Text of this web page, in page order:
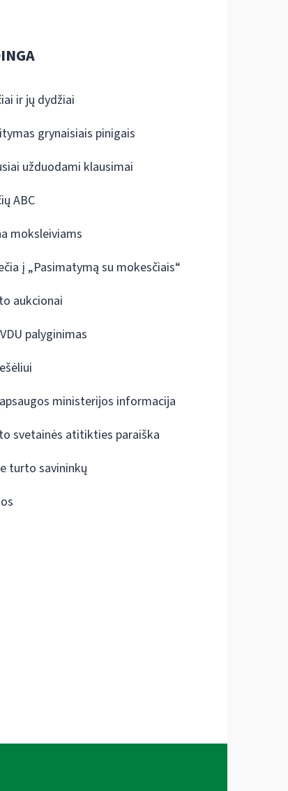
ir jų dydžiai
grynaisiais pinigais
užduodami klausimai
ABC
moksleiviams
į „Pasimatymą su mokesčiais“
aukcionai
palyginimas
ministerijos informacija
svetainės atitikties paraiška
turto savininkų